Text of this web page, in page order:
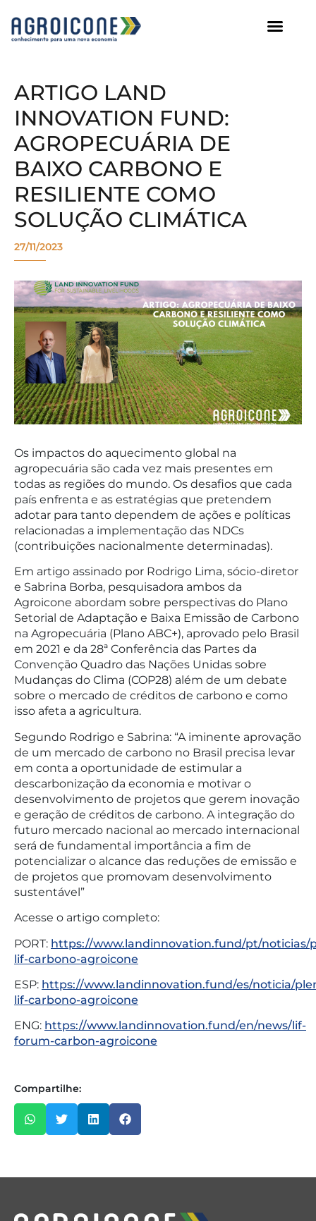
ARTIGO LAND
INNOVATION FUND:
AGROPECUÁRIA DE
BAIXO CARBONO E
RESILIENTE COMO
SOLUÇÃO CLIMÁTICA
27/11/2023
Os impactos do aquecimento global na
agropecuária são cada vez mais presentes em
todas as regiões do mundo. Os desafios que cada
país enfrenta e as estratégias que pretendem
adotar para tanto dependem de ações e políticas
relacionadas a implementação das NDCs
(contribuições nacionalmente determinadas).
Em artigo assinado por Rodrigo Lima, sócio-diretor
e Sabrina Borba, pesquisadora ambos da
Agroicone abordam sobre perspectivas do Plano
Setorial de Adaptação e Baixa Emissão de Carbono
na Agropecuária (Plano ABC+), aprovado pelo Brasil
em 2021 e da 28ª Conferência das Partes da
Convenção Quadro das Nações Unidas sobre
Mudanças do Clima (COP28) além de um debate
sobre o mercado de créditos de carbono e como
isso afeta a agricultura.
Segundo Rodrigo e Sabrina: “A iminente aprovação
de um mercado de carbono no Brasil precisa levar
em conta a oportunidade de estimular a
descarbonização da economia e motivar o
desenvolvimento de projetos que gerem inovação
e geração de créditos de carbono. A integração do
futuro mercado nacional ao mercado internacional
será de fundamental importância a fim de
potencializar o alcance das reduções de emissão e
de projetos que promovam desenvolvimento
sustentável”
Acesse o artigo completo:
PORT: https://www.landinnovation.fund/pt/noticias/
lif-carbono-agroicone
ESP: https://www.landinnovation.fund/es/noticia/
lif-carbono-agroicone
ENG: https://www.landinnovation.fund/en/news/lif-
forum-carbon-agroicone
Compartilhe: